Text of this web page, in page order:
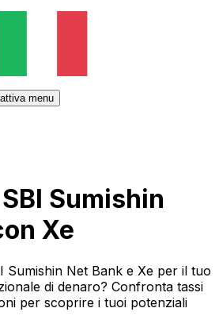
menu
Sumishin
Xe
Sumishin Net Bank e Xe per il tuo
di denaro? Confronta tassi
per scoprire i tuoi potenziali